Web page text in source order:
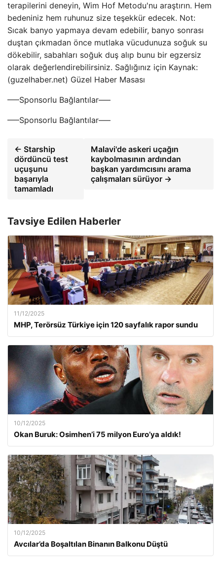
terapilerini deneyin, Wim Hof ​​Metodu'nu araştırın. Hem
bedeniniz hem ruhunuz size teşekkür edecek. Not:
Sıcak banyo yapmaya devam edebilir, banyo sonrası
duştan çıkmadan önce mutlaka vücudunuza soğuk su
dökebilir, sabahları soğuk duş alıp bunu bir egzersiz
olarak değerlendirebilirsiniz. Sağlığınız için Kaynak:
(guzelhaber.net) Güzel Haber Masası
—–Sponsorlu Bağlantılar—–
—–Sponsorlu Bağlantılar—–
← Starship
dördüncü test
uçuşunu
başarıyla
tamamladı
Malavi'de askeri uçağın
kaybolmasının ardından
başkan yardımcısını arama
çalışmaları sürüyor →
Tavsiye Edilen Haberler
11/12/2025
MHP, Terörsüz Türkiye için 120 sayfalık rapor sundu
10/12/2025
Okan Buruk: Osimhen’i 75 milyon Euro’ya aldık!
10/12/2025
Avcılar’da Boşaltılan Binanın Balkonu Düştü